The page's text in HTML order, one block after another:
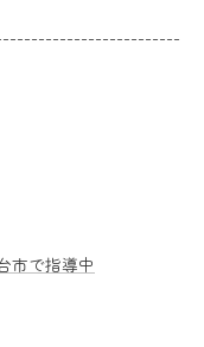
市で指導中